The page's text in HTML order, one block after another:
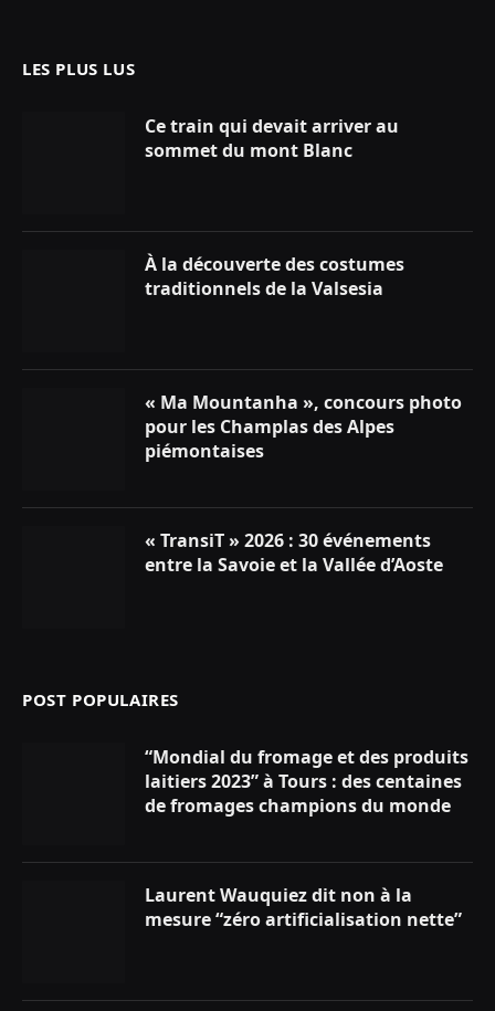
LES PLUS LUS
Ce train qui devait arriver au
sommet du mont Blanc
À la découverte des costumes
traditionnels de la Valsesia
« Ma Mountanha », concours photo
pour les Champlas des Alpes
piémontaises
« TransiT » 2026 : 30 événements
entre la Savoie et la Vallée d’Aoste
POST POPULAIRES
“Mondial du fromage et des produits
laitiers 2023” à Tours : des centaines
de fromages champions du monde
Laurent Wauquiez dit non à la
mesure “zéro artificialisation nette”